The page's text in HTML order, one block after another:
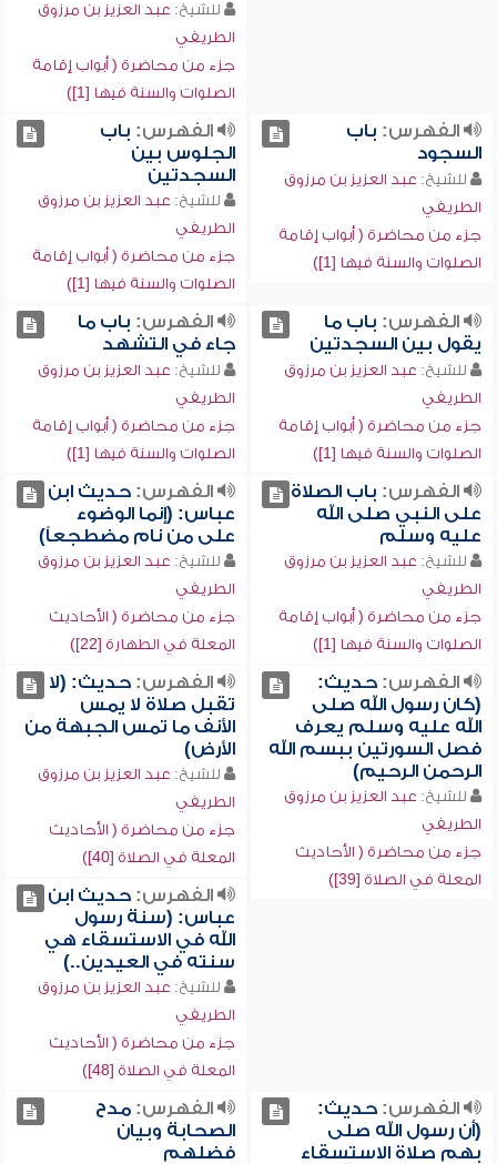
للشيخ: عبد العزيز بن مرزوق
الطريفي
جزء من محاضرة ( أبواب إقامة
الصلوات والسنة فيها [1])
الفهرس: باب
السجود
للشيخ: عبد العزيز بن مرزوق
الطريفي
جزء من محاضرة ( أبواب إقامة
الصلوات والسنة فيها [1])
الفهرس: باب
الجلوس بين
السجدتين
للشيخ: عبد العزيز بن مرزوق
الطريفي
جزء من محاضرة ( أبواب إقامة
الصلوات والسنة فيها [1])
الفهرس: باب ما
يقول بين السجدتين
للشيخ: عبد العزيز بن مرزوق
الطريفي
جزء من محاضرة ( أبواب إقامة
الصلوات والسنة فيها [1])
الفهرس: باب ما
جاء في التشهد
للشيخ: عبد العزيز بن مرزوق
الطريفي
جزء من محاضرة ( أبواب إقامة
الصلوات والسنة فيها [1])
الفهرس: باب الصلاة
على النبي صلى الله
عليه وسلم
للشيخ: عبد العزيز بن مرزوق
الطريفي
جزء من محاضرة ( أبواب إقامة
الصلوات والسنة فيها [1])
الفهرس:حديث ابن
عباس: (إنما الوضوء
على من نام مضطجعاً)
للشيخ: عبد العزيز بن مرزوق
الطريفي
جزء من محاضرة ( الأحاديث
المعلة في الطهارة [22])
الفهرس:حديث:
(كان رسول الله صلى
الله عليه وسلم يعرف
فصل السورتين ببسم الله
الرحمن الرحيم)
للشيخ: عبد العزيز بن مرزوق
الطريفي
جزء من محاضرة ( الأحاديث
المعلة في الصلاة [39])
الفهرس:حديث: (لا
تقبل صلاة لا يمس
الأنف ما تمس الجبهة من
الأرض)
للشيخ: عبد العزيز بن مرزوق
الطريفي
جزء من محاضرة ( الأحاديث
المعلة في الصلاة [40])
الفهرس:حديث ابن
عباس: (سنة رسول
الله في الاستسقاء هي
سنته في العيدين..)
للشيخ: عبد العزيز بن مرزوق
الطريفي
جزء من محاضرة ( الأحاديث
المعلة في الصلاة [48])
الفهرس:حديث:
(أن رسول الله صلى
بهم صلاة الاستسقاء
الفهرس:مدح
الصحابة وبيان
فضلهم